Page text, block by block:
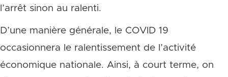
l’arrêt sinon au ralenti.
D’une manière générale, le COVID 19
occasionnera le ralentissement de l’activité
économique nationale. Ainsi, à court terme, on